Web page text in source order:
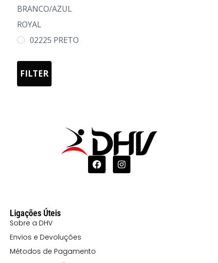
BRANCO/AZUL
ROYAL
02225 PRETO
0501 AZUL E
BRANCO
FILTER
Ligações Úteis
Sobre a DHV
Envios e Devoluções
Métodos de Pagamento